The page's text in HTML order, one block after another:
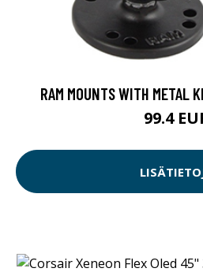
RAM MOUNTS WITH METAL
99.4